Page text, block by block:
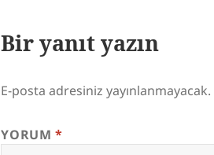
Bir yanıt yazın
E-posta adresiniz yayınlanmayacak.
YORUM*